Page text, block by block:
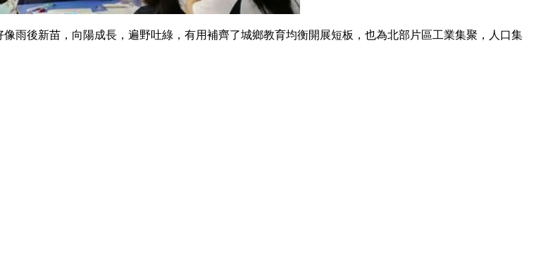
新苗，向陽成長，遍野吐綠，有用補齊了城鄉教育均衡開展短板，也為北部片區工業集聚，人口集